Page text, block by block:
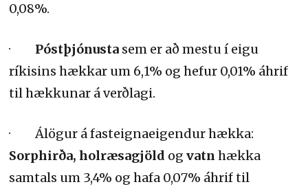
0,08%.
· Póstþjónusta sem er að mestu í eigu
ríkisins hækkar um 6,1% og hefur 0,01% áhrif
til hækkunar á verðlagi.
· Álögur á fasteignaeigendur hækka:
Sorphirða, holræsagjöld og vatn hækka
samtals um 3,4% og hafa 0,07% áhrif til